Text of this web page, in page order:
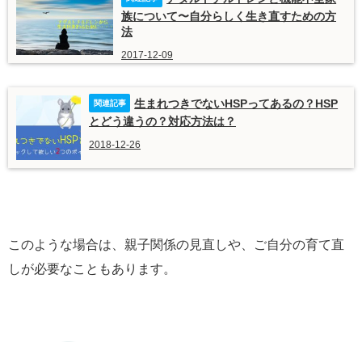
族について〜自分らしく生き直すための方
法
2017-12-09
生まれつきでないHSPってあるの？HSP
とどう違うの？対応方法は？
2018-12-26
このような場合は、親子関係の見直しや、ご自分の育て直
しが必要なこともあります。